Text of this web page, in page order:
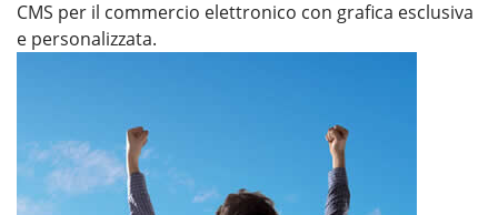
CMS per il commercio elettronico con grafica esclusiva
e personalizzata.